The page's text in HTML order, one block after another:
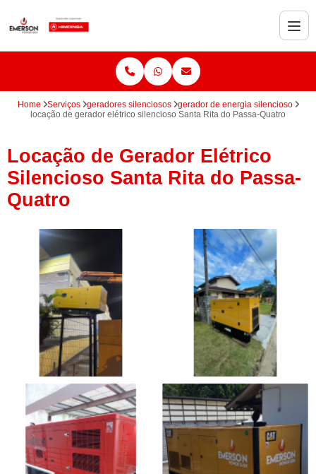
Home Serviços geradores silenciosos
gerador de energia silencioso
locação de gerador elétrico silencioso Santa Rita do Passa-Quatro
Locação de Gerador Elétrico
Silencioso Santa Rita do Passa-
Quatro